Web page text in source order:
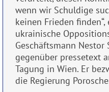
wenn wir Schuldige
keinen Frieden
ukrainische
Geschäftsmann Nestor
gegenüber pressetext
Tagung in Wien. Er
die Regierung